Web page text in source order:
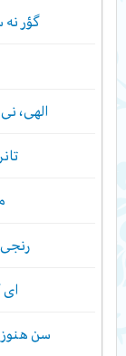
گؤر
الهی،
رنجی
ای
سن